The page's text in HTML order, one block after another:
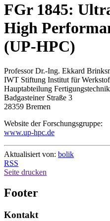
FGr 1845:
High
(UP-HPC)
Professor Dr.-Ing. Ekkard
IWT Stiftung Institut für
Hauptabteilung Fertigungstechnik
Badgasteiner Straße 3
28359 Bremen
Website der Forschungsgruppe:
www.up-hpc.de
Aktualisiert von: bolik
RSS
Seite drucken
Footer
Kontakt